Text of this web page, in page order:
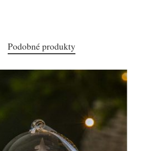
Podobné produkty